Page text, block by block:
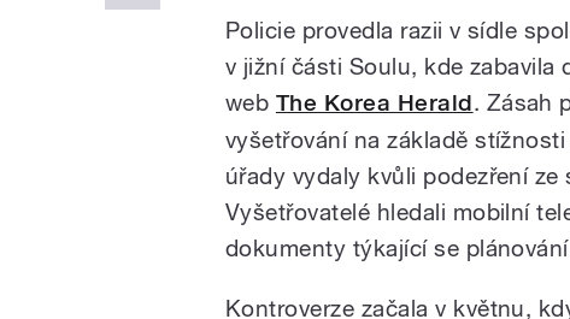
Policie provedla razii v sídle
v jižní části Soulu, kde zabavila
web The Korea Herald. Zásah
vyšetřování na základě
úřady vydaly kvůli podezření
Vyšetřovatelé hledali mobilní
dokumenty týkající se
Kontroverze začala v květnu,